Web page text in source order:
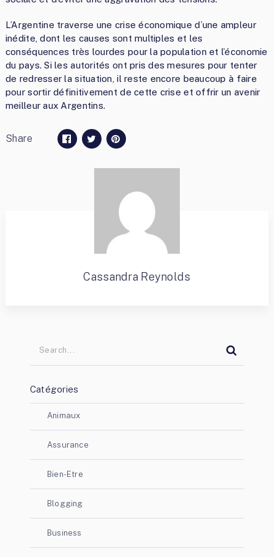
L’Argentine traverse une crise économique d’une ampleur
inédite, dont les causes sont multiples et les
conséquences très lourdes pour la population et l’économie
du pays. Si les autorités ont pris des mesures pour tenter
de redresser la situation, il reste encore beaucoup à faire
pour sortir définitivement de cette crise et offrir un avenir
meilleur aux Argentins.
Share
Cassandra Reynolds
Catégories
Animaux
Assurance
Bien-Etre
Blogging
Business